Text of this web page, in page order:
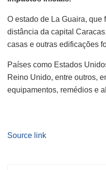
O estado de La Guaira, que
distância da capital
casas e outras edificações
Países como Estados
Reino Unido, entre outros,
equipamentos, remédios e
Source link